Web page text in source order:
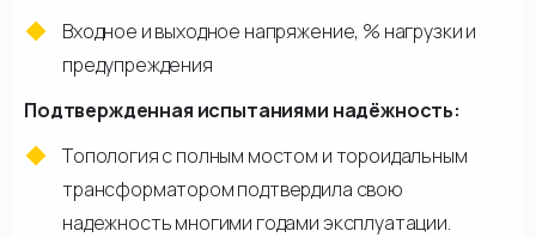
Входное и выходное напряжение, % нагрузки и
предупреждения
Подтвержденная испытаниями надёжность:
Топология с полным мостом и тороидальным
трансформатором подтвердила свою
надежность многими годами эксплуатации.